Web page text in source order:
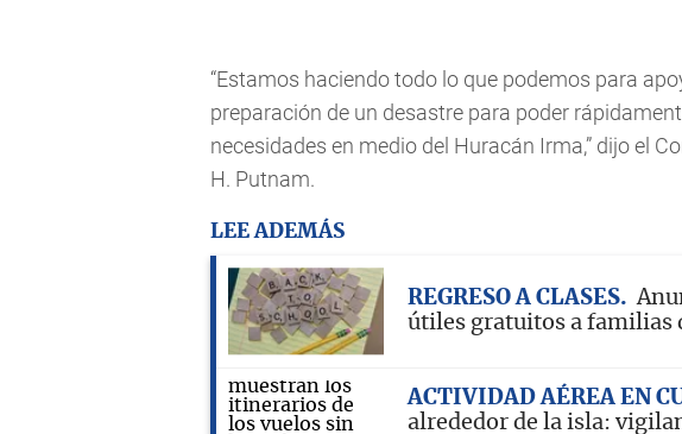
“Estamos haciendo todo lo que podemos para
preparación de un desastre para poder
necesidades en medio del Huracán Irma,” dijo el
H. Putnam.
LEE ADEMÁS
REGRESO A CLASES
útiles gratuitos a familias
ACTIVIDAD AÉREA EN
alrededor de la isla: